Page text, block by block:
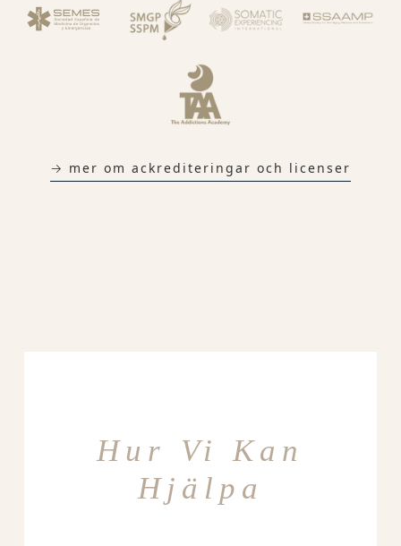
→ mer om ackrediteringar och licenser
Hur Vi Kan
Hjälpa